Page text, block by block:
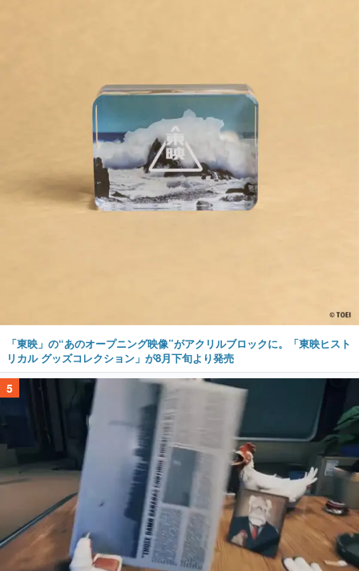
「東映」の“あのオープニング映像”がアクリルブロックに。「東映ヒスト
リカル グッズコレクション」が8月下旬より発売
5